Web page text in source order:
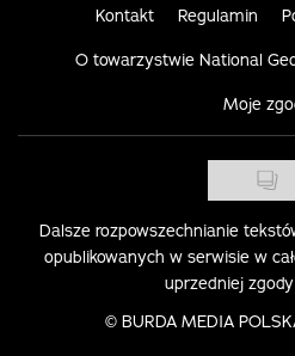
Kontakt Regulamin
O towarzystwie National
Moje
Dalsze rozpowszechnianie
opublikowanych w serwisie w
uprzedniej
© BURDA MEDIA